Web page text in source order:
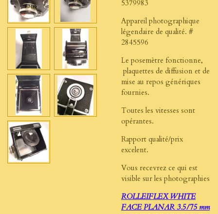
5379983
Appareil photographique
légendaire de qualité. #
2845596
Le posemètre fonctionne,
plaquettes de diffusion et de
mise au repos génériques
fournies.
Toutes les vitesses sont
opérantes.
Rapport qualité/prix
excelent.
Vous recevrez ce qui est
visible sur les photographies
ROLLEIFLEX WHITE
FACE PLANAR 3.5/75 mm